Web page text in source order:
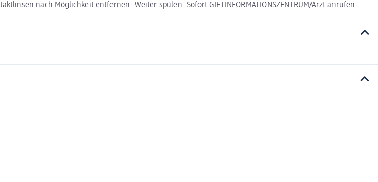
nach Möglichkeit entfernen. Weiter spülen. Sofort GIFTINFORMATIONSZENTRUM/Arzt anrufen.